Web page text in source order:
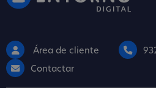
Área de cliente
Contactar